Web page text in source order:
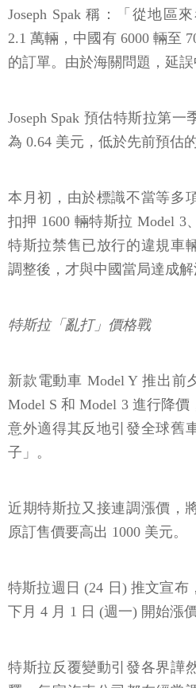
Joseph Spak 稱：「從地區
2.1 萬輛，中國有 6000 輛至
的訂單。由於海關問題，延誤
Joseph Spak 預估特斯拉第
為 0.64 美元，低於先前預估的
本月初，由於標識不當等多
扣押 1600 輛特斯拉 Model 3
特斯拉禁售已放行的違規車
調整後，才與中國當局達成解
特斯拉「亂打」價格戰
新款電動車 Model Y 推出前
Model S 和 Model 3 進行降
意外適得其反地引發全球舊
子」。
近期特斯拉又接連調漲價，
原訂售價要高出 1000 美元。
特斯拉週日 (24 日) 推文宣布
下月 4 月 1 日 (週一) 開始漲價
特斯拉反覆變動引發各界譁